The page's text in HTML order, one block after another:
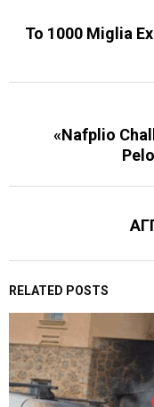
Το 1000 Miglia
«Nafplio
RELATED POSTS